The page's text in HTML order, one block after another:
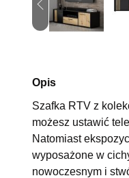
Previous
Opis
Szafka RTV z
możesz ustawić
Natomiast
wyposażone w
nowoczesnym i